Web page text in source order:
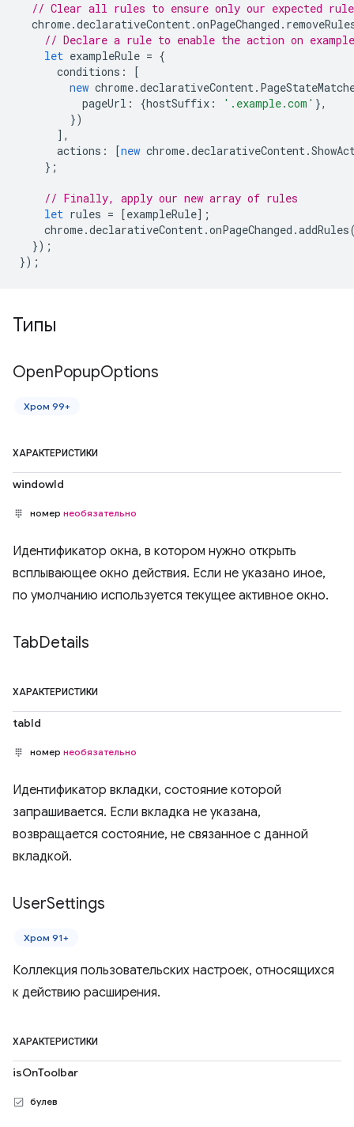
// Clear all rules to ensure only our expected
chrome.declarativeContent.onPageChanged .
// Declare a rule to enable the action on
let exampleRule = {
conditions :
[
new chrome.declarativeContent.
pageUrl : {hostSuffix : '.example.com' },
})
],
actions : [new chrome.declarativeContent.
};
// Finally, apply our new array of rules
let rules = [exampleRule];
chrome.declarativeContent.onPageChanged .addRules
});
});
Типы
OpenPopupOptions
Хром 99+
ХАРАКТЕРИСТИКИ
windowId
номер необязательно
Идентификатор окна, в котором нужно открыть
всплывающее окно действия. Если не указано иное,
по умолчанию используется текущее активное окно.
TabDetails
ХАРАКТЕРИСТИКИ
tabId
номер необязательно
Идентификатор вкладки, состояние которой
запрашивается. Если вкладка не указана,
возвращается состояние, не связанное с данной
вкладкой.
UserSettings
Хром 91+
Коллекция пользовательских настроек, относящихся
к действию расширения.
ХАРАКТЕРИСТИКИ
isOnToolbar
булев